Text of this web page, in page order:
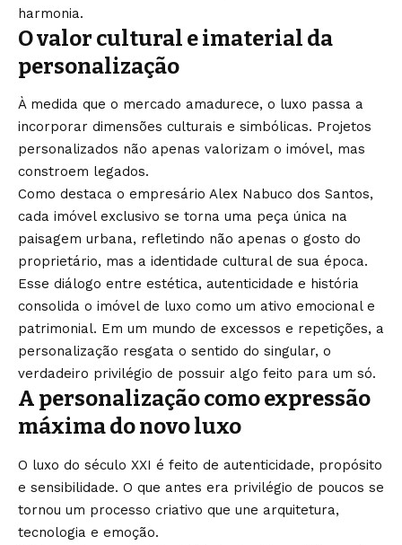
harmonia.
O valor cultural e imaterial da
personalização
À medida que o mercado amadurece, o luxo passa a
incorporar dimensões culturais e simbólicas. Projetos
personalizados não apenas valorizam o imóvel, mas
constroem legados.
Como destaca o empresário Alex Nabuco dos Santos,
cada imóvel exclusivo se torna uma peça única na
paisagem urbana, refletindo não apenas o gosto do
proprietário, mas a identidade cultural de sua época.
Esse diálogo entre estética, autenticidade e história
consolida o imóvel de luxo como um ativo emocional e
patrimonial. Em um mundo de excessos e repetições, a
personalização resgata o sentido do singular, o
verdadeiro privilégio de possuir algo feito para um só.
A personalização como expressão
máxima do novo luxo
O luxo do século XXI é feito de autenticidade, propósito
e sensibilidade. O que antes era privilégio de poucos se
tornou um processo criativo que une arquitetura,
tecnologia e emoção.